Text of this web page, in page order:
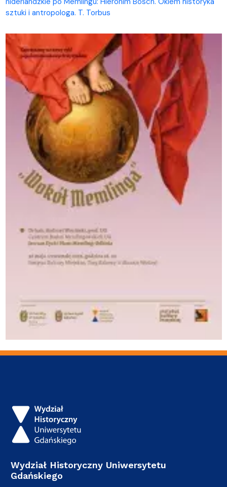
sztuki i antropologa. T. Torbus
Wydział Historyczny Uniwersytetu
Gdańskiego